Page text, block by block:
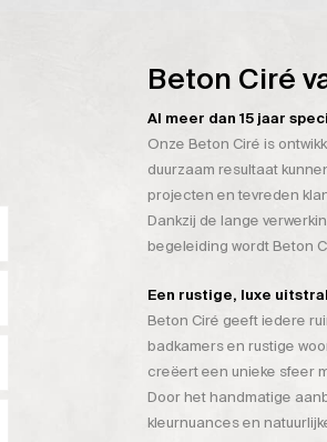
Beton Ciré
Al meer dan 15 jaar
Onze Beton Ciré is
duurzaam resultaat
projecten en tevreden
Dankzij de lange
begeleiding wordt Beton
Een rustige, luxe
Beton Ciré geeft iedere
badkamers en rustige
creëert een unieke sfeer
Door het handmatige
kleurnuances en